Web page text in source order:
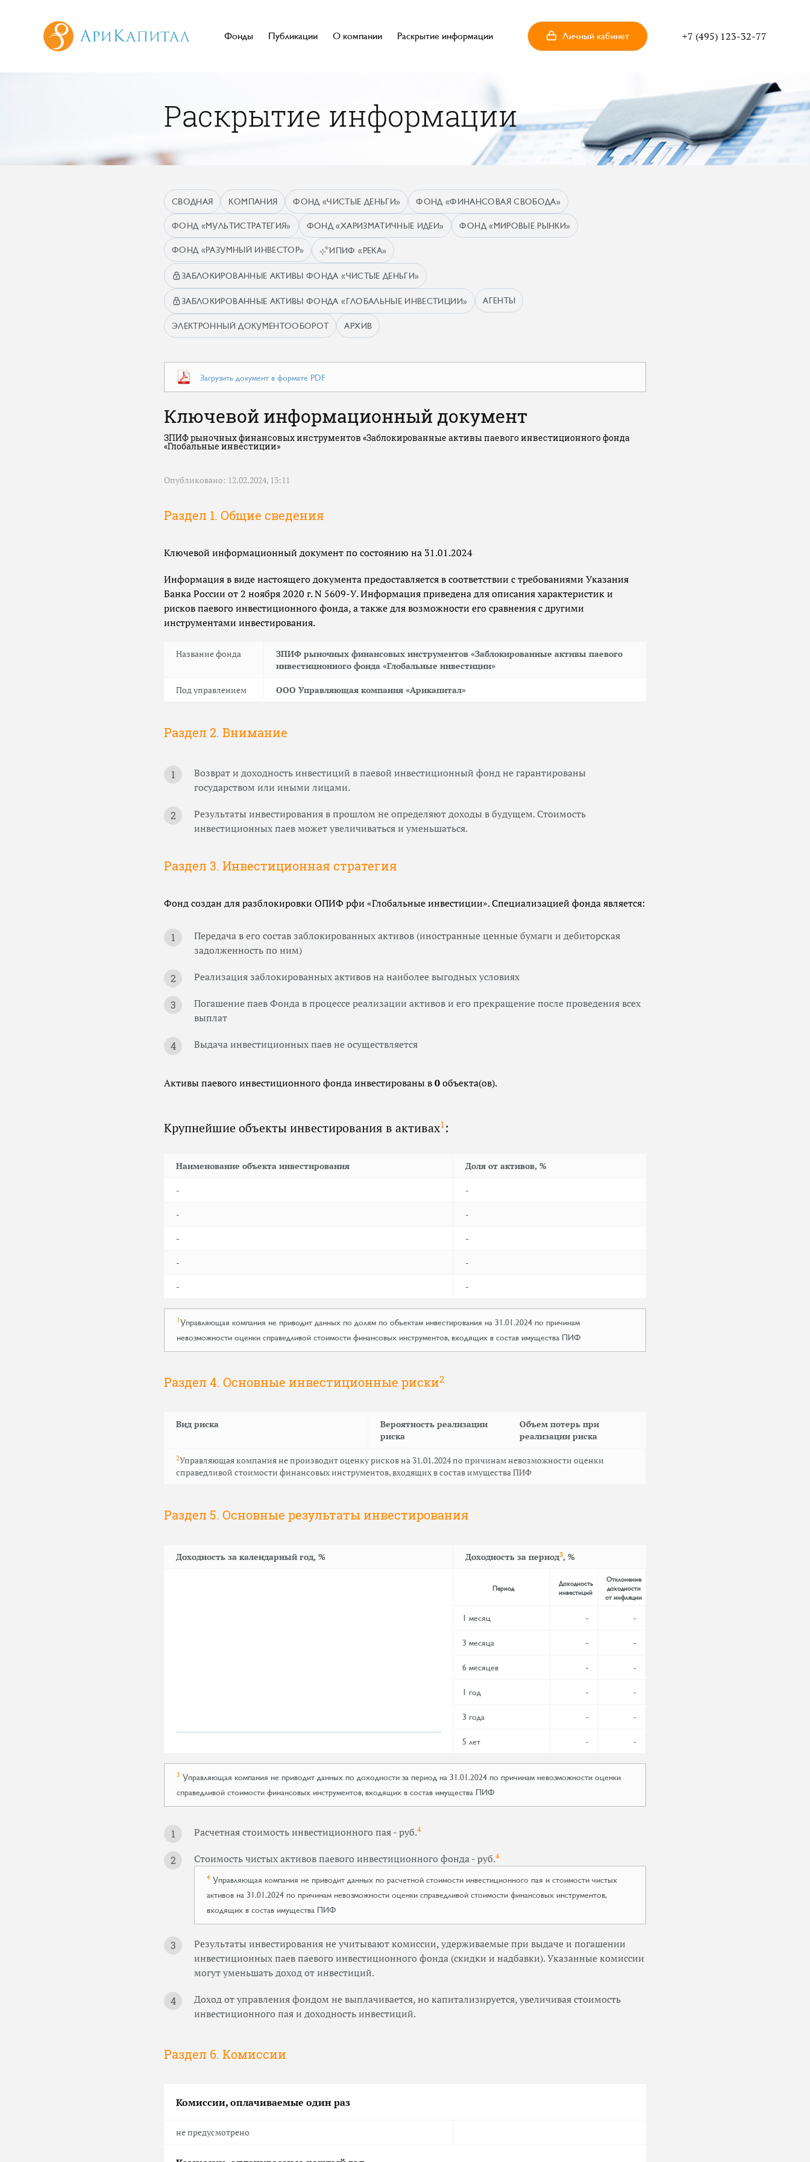
Фонды Публикации О компании Раскрытие информации Личный кабинет +7 (495) 123-32-77
Раскрытие информации
СВОДНАЯ КОМПАНИЯ ФОНД «ЧИСТЫЕ ДЕНЬГИ» ФОНД «ФИНАНСОВАЯ СВОБОДА»
ФОНД «МУЛЬТИСТРАТЕГИЯ» ФОНД «ХАРИЗМАТИЧНЫЕ ИДЕИ» ФОНД «МИРОВЫЕ РЫНКИ»
ФОНД «РАЗУМНЫЙ ИНВЕСТОР» ИПИФ «РЕКА»
ЗАБЛОКИРОВАННЫЕ АКТИВЫ ФОНДА «ЧИСТЫЕ ДЕНЬГИ»
ЗАБЛОКИРОВАННЫЕ АКТИВЫ ФОНДА «ГЛОБАЛЬНЫЕ ИНВЕСТИЦИИ» АГЕНТЫ
ЭЛЕКТРОННЫЙ ДОКУМЕНТООБОРОТ АРХИВ
Загрузить документ в формате PDF
Ключевой информационный документ
ЗПИФ рыночных финансовых инструментов «Заблокированные активы паевого инвестиционного фонда
«Глобальные инвестиции»
Опубликовано: 12.02.2024, 13:11
Раздел 1. Общие сведения
Ключевой информационный документ по состоянию на 31.01.2024
Информация в виде настоящего документа предоставляется в соответствии с требованиями Указания
Банка России от 2 ноября 2020 г. N 5609-У. Информация приведена для описания характеристик и
рисков паевого инвестиционного фонда, а также для возможности его сравнения с другими
инструментами инвестирования.
Название фонда
ЗПИФ рыночных финансовых инструментов «Заблокированные активы паевого
инвестиционного фонда «Глобальные инвестиции»
Под управлением ООО Управляющая компания «Арикапитал»
Раздел 2. Внимание
Возврат и доходность инвестиций в паевой инвестиционный фонд не гарантированы
государством или иными лицами.
Результаты инвестирования в прошлом не определяют доходы в будущем. Стоимость
инвестиционных паев может увеличиваться и уменьшаться.
Раздел 3. Инвестиционная стратегия
Фонд создан для разблокировки ОПИФ рфи «Глобальные инвестиции». Специализацией фонда является:
Передача в его состав заблокированных активов (иностранные ценные бумаги и дебиторская
задолженность по ним)
Реализация заблокированных активов на наиболее выгодных условиях
Погашение паев Фонда в процессе реализации активов и его прекращение после проведения всех
выплат
Выдача инвестиционных паев не осуществляется
Активы паевого инвестиционного фонда инвестированы в 0 объекта(ов).
Крупнейшие объекты инвестирования в активах1 :
Наименование объекта инвестирования Доля от активов, %
- -
- -
- -
- -
- -
1Управляющая компания не приводит данных по долям по объектам инвестирования на 31.01.2024 по причинам
невозможности оценки справедливой стоимости финансовых инструментов, входящих в состав имущества ПИФ
Раздел 4. Основные инвестиционные риски2
Вид риска
Вероятность реализации
риска
Объем потерь при
реализации риска
2Управляющая компания не производит оценку рисков на 31.01.2024 по причинам невозможности оценки
справедливой стоимости финансовых инструментов, входящих в состав имущества ПИФ
Раздел 5. Основные результаты инвестирования
Доходность за календарный год, % Доходность за период3, %
Период
Доходность
инвестиций
Отклонение
доходности
от инфляции
1 месяц - -
3 месяца - -
6 месяцев - -
1 год - -
3 года - -
5 лет - -
3 Управляющая компания не приводит данных по доходности за период на 31.01.2024 по причинам невозможности оценки
справедливой стоимости финансовых инструментов, входящих в состав имущества ПИФ
Расчетная стоимость инвестиционного пая - руб.4
Стоимость чистых активов паевого инвестиционного фонда - руб.4
4 Управляющая компания не приводит данных по расчетной стоимости инвестиционного пая и стоимости чистых
активов на 31.01.2024 по причинам невозможности оценки справедливой стоимости финансовых инструментов,
входящих в состав имущества ПИФ
Результаты инвестирования не учитывают комиссии, удерживаемые при выдаче и погашении
инвестиционных паев паевого инвестиционного фонда (скидки и надбавки). Указанные комиссии
могут уменьшать доход от инвестиций.
Доход от управления фондом не выплачивается, но капитализируется, увеличивая стоимость
инвестиционного пая и доходность инвестиций.
Раздел 6. Комиссии
Комиссии, оплачиваемые один раз
не предусмотрено